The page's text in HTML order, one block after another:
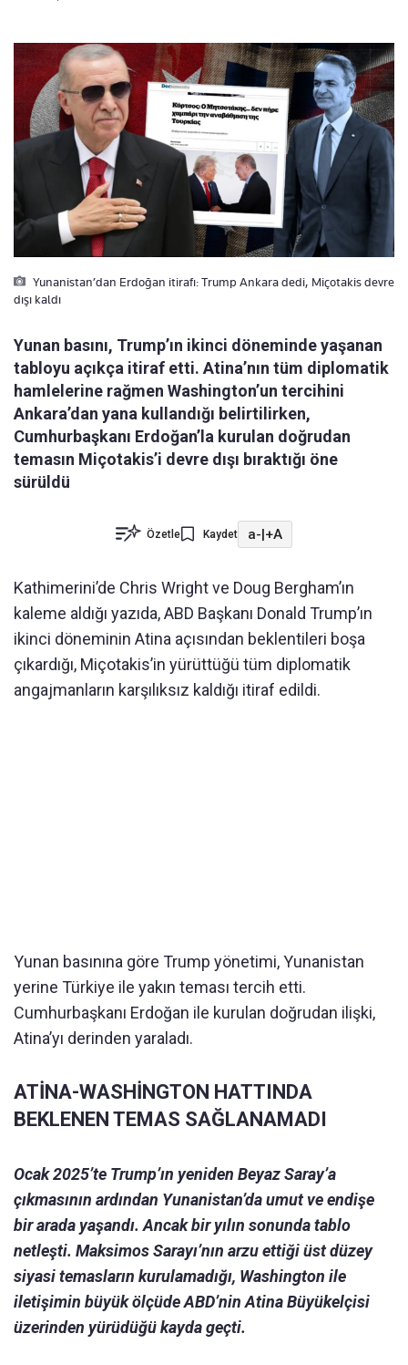
Yunanistan’dan Erdoğan itirafı: Trump Ankara dedi, Miçotakis devre
dışı kaldı
Yunan basını, Trump’ın ikinci döneminde yaşanan
tabloyu açıkça itiraf etti. Atina’nın tüm diplomatik
hamlelerine rağmen Washington’un tercihini
Ankara’dan yana kullandığı belirtilirken,
Cumhurbaşkanı Erdoğan’la kurulan doğrudan
temasın Miçotakis’i devre dışı bıraktığı öne
sürüldü
Özetle Kaydet a-|+A
Kathimerini’de Chris Wright ve Doug Bergham’ın
kaleme aldığı yazıda, ABD Başkanı Donald Trump’ın
ikinci döneminin Atina açısından beklentileri boşa
çıkardığı, Miçotakis’in yürüttüğü tüm diplomatik
angajmanların karşılıksız kaldığı itiraf edildi.
Yunan basınına göre Trump yönetimi, Yunanistan
yerine Türkiye ile yakın teması tercih etti.
Cumhurbaşkanı Erdoğan ile kurulan doğrudan ilişki,
Atina’yı derinden yaraladı.
ATİNA-WASHİNGTON HATTINDA
BEKLENEN TEMAS SAĞLANAMADI
Ocak 2025’te Trump’ın yeniden Beyaz Saray’a
çıkmasının ardından Yunanistan’da umut ve endişe
bir arada yaşandı. Ancak bir yılın sonunda tablo
netleşti. Maksimos Sarayı’nın arzu ettiği üst düzey
siyasi temasların kurulamadığı, Washington ile
iletişimin büyük ölçüde ABD’nin Atina Büyükelçisi
üzerinden yürüdüğü kayda geçti.